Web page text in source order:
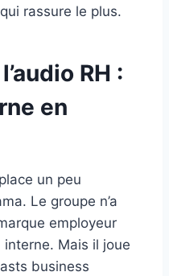
rassure le plus.
RH :
en
un peu
Le groupe n’a
employeur
interne. Mais il joue
business